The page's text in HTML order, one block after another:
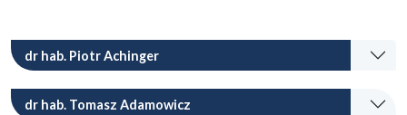
dr hab. Piotr Achinger
dr hab. Tomasz Adamowicz